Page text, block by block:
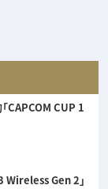
CAPCOM CUP 1
Gen 2」